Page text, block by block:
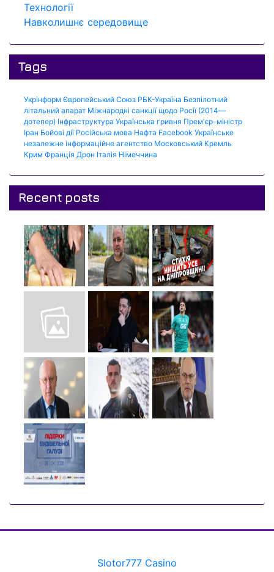
Технології
Навколишнє середовище
Tags
Укрінформ Європейський Союз РБК-Україна Безпілотний
літальний апарат Міжнародні санкції щодо Росії (2014—
дотепер) Інфраструктура Українська гривня Прем'єр-міністр
Іран Бойові дії Російська мова Нафта Facebook Українське
незалежне інформаційне агентство Московський Кремль
Крим Франція Дрон Італія Німеччина
Recent posts
Slotor777 Casino